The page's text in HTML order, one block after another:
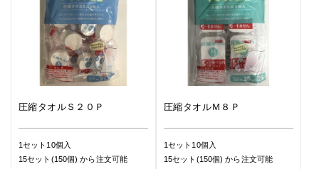
圧縮タオルＳ２０Ｐ
1セット10個入
15セット(150個)から注文可能
圧縮タオルＭ８Ｐ
1セット10個入
15セット(150個)から注文可能